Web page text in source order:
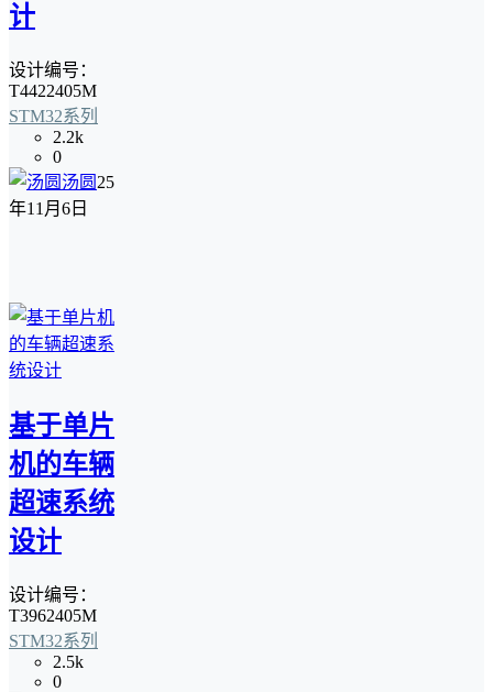
计
设计编号：
T4422405M
STM32系列
2.2k
0
汤圆 25
年11月6日
基于单片
机的车辆
超速系统
设计
设计编号：
T3962405M
STM32系列
2.5k
0